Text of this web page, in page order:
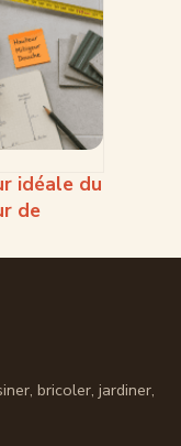
: idées de
pour
envies
idéale du
de
bricoler, jardiner,